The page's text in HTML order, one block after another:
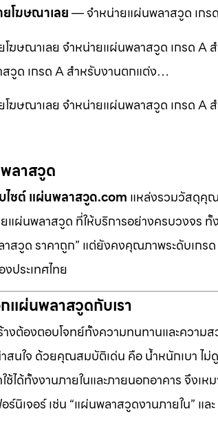
โฆษณาเลย— จำหน่ายแผ่นพลาสวูด เกร
ฆษณาเลย จำหน่ายแผ่นพลาสวูด เกรด A
วูด เกรด A สำหรับงานตกแต่ง…
ฆษณาเลย จำหน่ายแผ่นพลาสวูด เกรด A
ลาสวูด
ไซต์ แผ่นพลาสวูด.com แหล่งรวมวัสดุคุณ
แผ่นพลาสวูด ที่ให้บริการอย่างครบวงจร ทั้ง
าสวูด ราคาถูก” แต่ยังคงคุณภาพระดับเก
ประเทศไทย
แผ่นพลาสวูดกับเรา
งต้องตอบโจทย์ทั้งความทนทานและความ
สนใจ ด้วยคุณสมบัติเด่น คือ น้ำหนักเบา ไ
ช้ได้ทั้งงานภายในและภายนอกอาคาร จึง
ร์นิเจอร์ เช่น “แผ่นพลาสวูดงานภายใน” แ